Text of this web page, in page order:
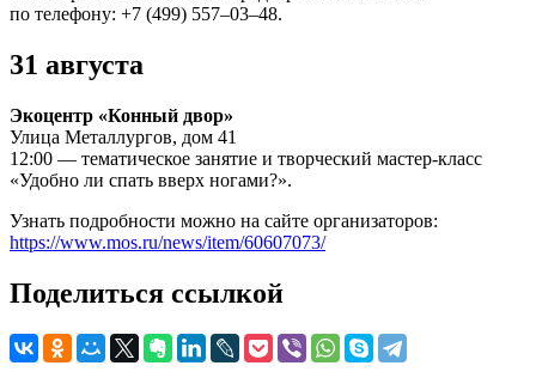
по телефону: +7 (499) 557–03–48.
31 августа
Экоцентр «Конный двор»
Улица Металлургов, дом 41
12:00 — тематическое занятие и творческий мастер-класс
«Удобно ли спать вверх ногами?».
Узнать подробности можно на сайте организаторов:
https://www.mos.ru/news/item/60607073/
Поделиться ссылкой